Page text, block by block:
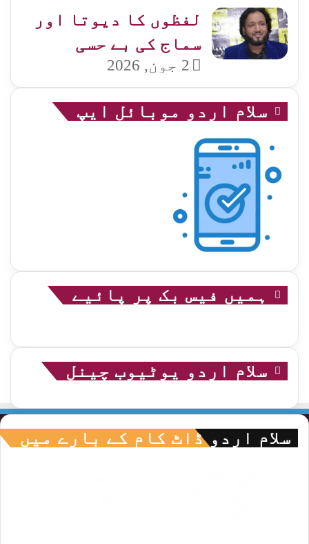
لفظوں کا دیوتا اور
سماج کی بے حسی
2 جون, 2026
سلام اردو موبائل ایپ
ہمیں فیس بک پر پائیے
سلام اردو یوٹیوب چینل
سلام اردو ڈاٹ کام کے بارے میں